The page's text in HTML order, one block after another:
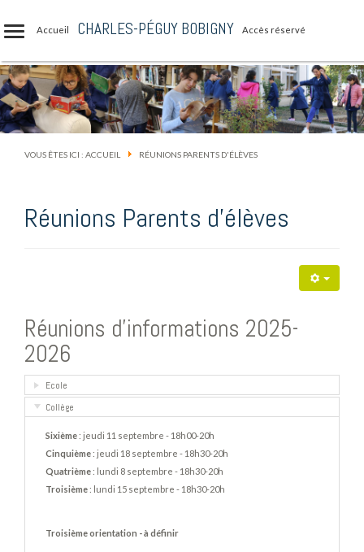
Accueil CHARLES-PÉGUY BOBIGNY Accès réservé
VOUS ÊTES ICI : ACCUEIL RÉUNIONS PARENTS D'ÉLÈVES
Réunions Parents d'élèves
Réunions d'informations 2025-
2026
Ecole
Collège
Sixième: jeudi 11 septembre - 18h00-20h
Cinquième: jeudi 18 septembre - 18h30-20h
Quatrième: lundi 8 septembre - 18h30-20h
Troisième: lundi 15 septembre - 18h30-20h
Troisième orientation - à définir